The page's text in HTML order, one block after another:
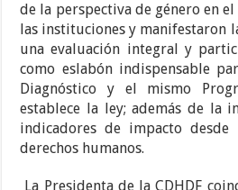
de la perspectiva de género en
las instituciones y manifestaron
una evaluación integral y
como eslabón indispensable
Diagnóstico y el mismo
establece la ley; además de la
indicadores de impacto
derechos humanos.
La Presidenta de la CDHDF